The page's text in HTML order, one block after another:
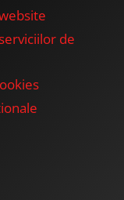
de